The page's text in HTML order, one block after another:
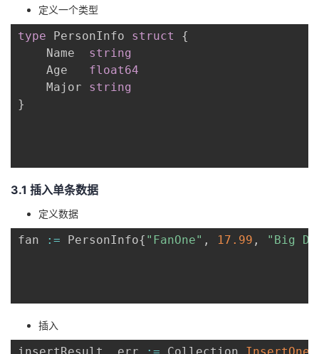
定义一个类型
type PersonInfo struct
{
	Name
string
	Age
float64
	Major
string
}
3.1 插入单条数据
定义数据
fan := PersonInfo{ "FanOne" , 17.99 , "Big
插入